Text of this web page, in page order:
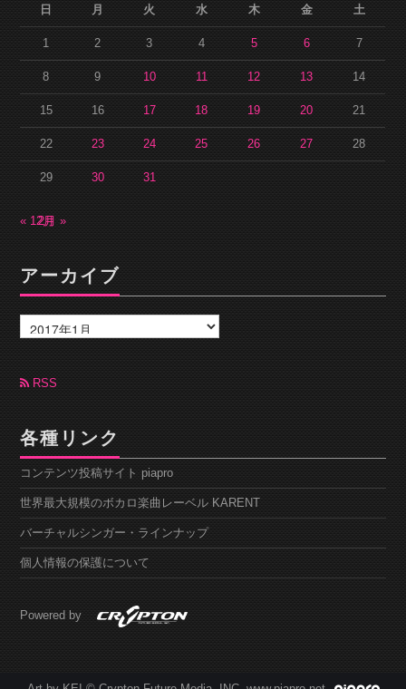
日
月 火 水 木 金 土
1 2 3 4 5 6 7
8 9 10 11 12 13 14
15 16 17 18 19 20 21
22 23 24 25 26 27 28
29 30 31
« 12月2月 »
アーカイブ
ー
カ
ブRSS
各種リンク
コンテンツ投稿サイト piapro
世界最大規模のボカロ楽曲レーベル KARENT
バーチャルシンガー・ラインナップ
個人情報の保護について
Powered by